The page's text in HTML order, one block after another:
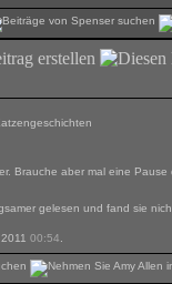
Brauche aber mal eine
gelesen und fand sie
00:54